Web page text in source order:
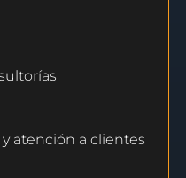
atención a clientes